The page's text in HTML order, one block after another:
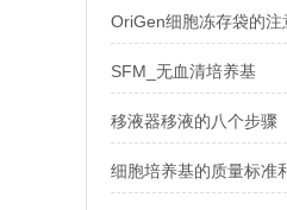
OriGen细胞冻存袋的注
SFM_无血清培养基
移液器移液的八个步骤
细胞培养基的质量标准